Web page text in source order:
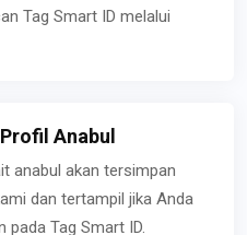
Tag Smart ID melalui
Anabul
anabul akan tersimpan
dan tertampil jika Anda
pada Tag Smart ID.